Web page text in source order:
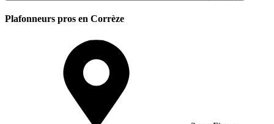
Plafonneurs pros en Corrèze